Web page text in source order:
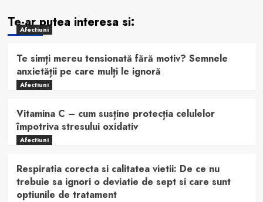
Te-ar putea interesa si:
Afectiuni
Te simți mereu tensionată fără motiv? Semnele
anxietății pe care mulți le ignoră
Afectiuni
Vitamina C – cum susține protecția celulelor
împotriva stresului oxidativ
Afectiuni
Respiratia corecta si calitatea vietii: De ce nu
trebuie sa ignori o deviatie de sept si care sunt
optiunile de tratament